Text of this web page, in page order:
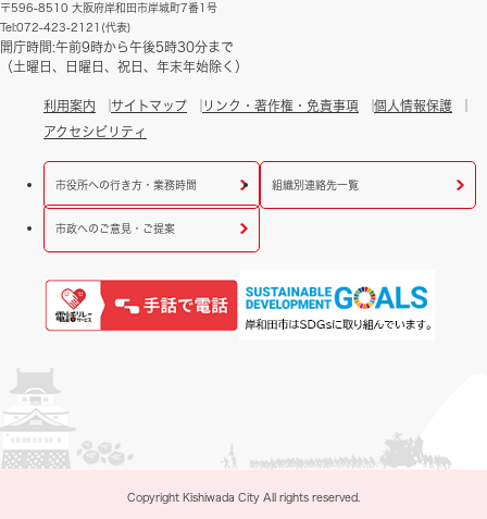
〒596-8510 大阪府岸和田市岸城町7番1号
Tel:072-423-2121(代表)
開庁時間:午前9時から午後5時30分まで
（土曜日、日曜日、祝日、年末年始除く）
利用案内 サイトマップ リンク・著作権・免責事項
個人情報保護
アクセシビリティ
市役所への行き方・業務時間 組織別連絡先一覧
市政へのご意見・ご提案
Copyright Kishiwada City All rights reserved.